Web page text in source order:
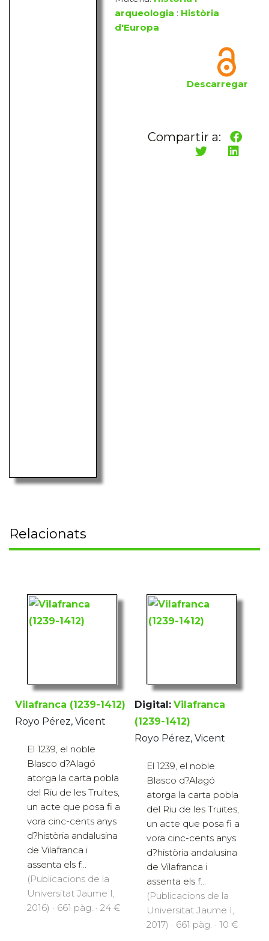
arqueologia : Història
d'Europa
Descarregar
Compartir a:
Relacionats
Vilafranca (1239-1412)
Royo Pérez, Vicent
El 1239, el noble
Blasco d?Alagó
atorga la carta pobla
del Riu de les Truites,
un acte que posa fi a
vora cinc-cents anys
d?història andalusina
de Vilafranca i
assenta els f...
(Publicacions de la
Universitat Jaume I,
2016) · 661 pàg. · 24 €
Digital: Vilafranca
(1239-1412)
Royo Pérez, Vicent
El 1239, el noble
Blasco d?Alagó
atorga la carta pobla
del Riu de les Truites,
un acte que posa fi a
vora cinc-cents anys
d?història andalusina
de Vilafranca i
assenta els f...
(Publicacions de la
Universitat Jaume I,
2017) · 661 pàg. · 10 €